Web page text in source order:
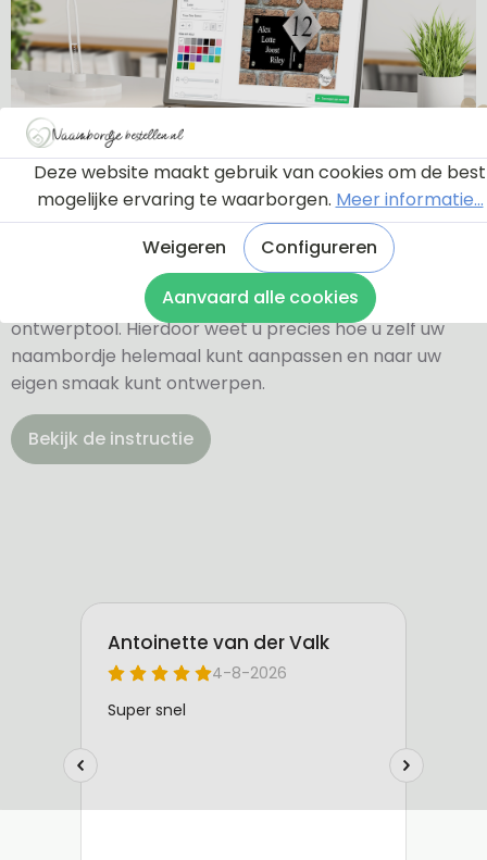
Ontwerptool
Via onderstaande knop komt u bij een instructie en
een tutorial die u een rondleiding geeft door de
ontwerptool. Hierdoor weet u precies hoe u zelf uw
naambordje helemaal kunt aanpassen en naar uw
eigen smaak kunt ontwerpen.
Bekijk de instructie
Deze website maakt gebruik van cookies om de best
mogelijke ervaring te waarborgen. Meer informatie...
Weigeren
Configureren
Aanvaard alle cookies